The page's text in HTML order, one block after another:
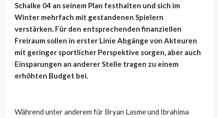
Schalke 04 an seinem Plan festhalten und sich im
Winter mehrfach mit gestandenen Spielern
verstärken. Für den entsprechenden finanziellen
Freiraum sollen in erster Linie Abgänge von Akteuren
mit geringer sportlicher Perspektive sorgen, aber auch
Einsparungen an anderer Stelle tragen zu einem
erhöhten Budget bei.
Während unter anderem für Bryan Lasme und Ibrahima